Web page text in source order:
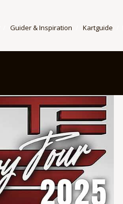
Guider & Inspiration Kartguide